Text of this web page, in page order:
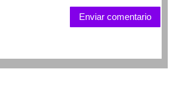
Enviar comentario